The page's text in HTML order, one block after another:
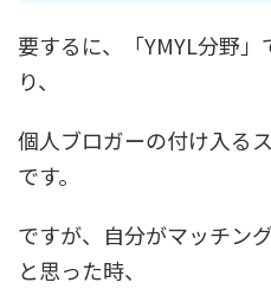
要するに、「YMYL分野」
り、
個人ブロガーの付け入る
です。
ですが、自分がマッチン
と思った時、